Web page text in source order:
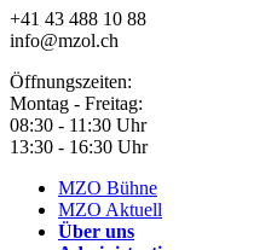
+41 43 488 10 88
info@mzol.ch
Öffnungszeiten:
Montag - Freitag:
08:30 - 11:30 Uhr
13:30 - 16:30 Uhr
MZO Bühne
MZO Aktuell
Über uns